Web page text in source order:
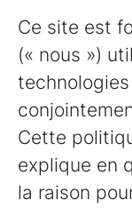
Ce site est
(« nous »)
Cette
explique en
la raison